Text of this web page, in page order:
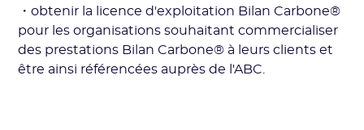
・obtenir la licence d'exploitation Bilan Carbone®
pour les organisations souhaitant commercialiser
des prestations Bilan Carbone® à leurs clients et
être ainsi référencées auprès de l'ABC.